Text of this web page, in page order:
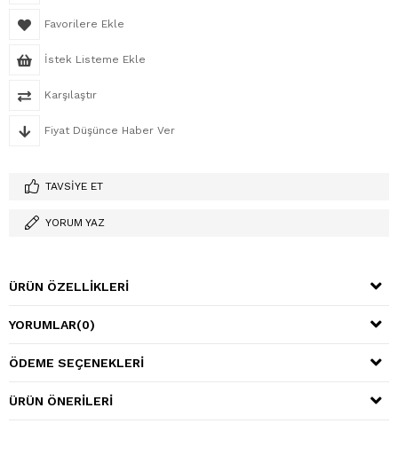
Favorilere Ekle
İstek Listeme Ekle
Karşılaştır
Fiyat Düşünce Haber Ver
TAVSIYE ET
YORUM YAZ
ÜRÜN ÖZELLIKLERI
YORUMLAR(0)
ÖDEME SEÇENEKLERI
ÜRÜN ÖNERILERI